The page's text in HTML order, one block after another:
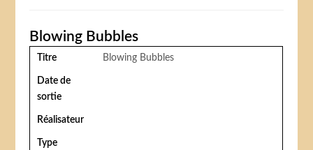
Blowing Bubbles
Titre Blowing Bubbles
Date de
sortie
Réalisateur
Type